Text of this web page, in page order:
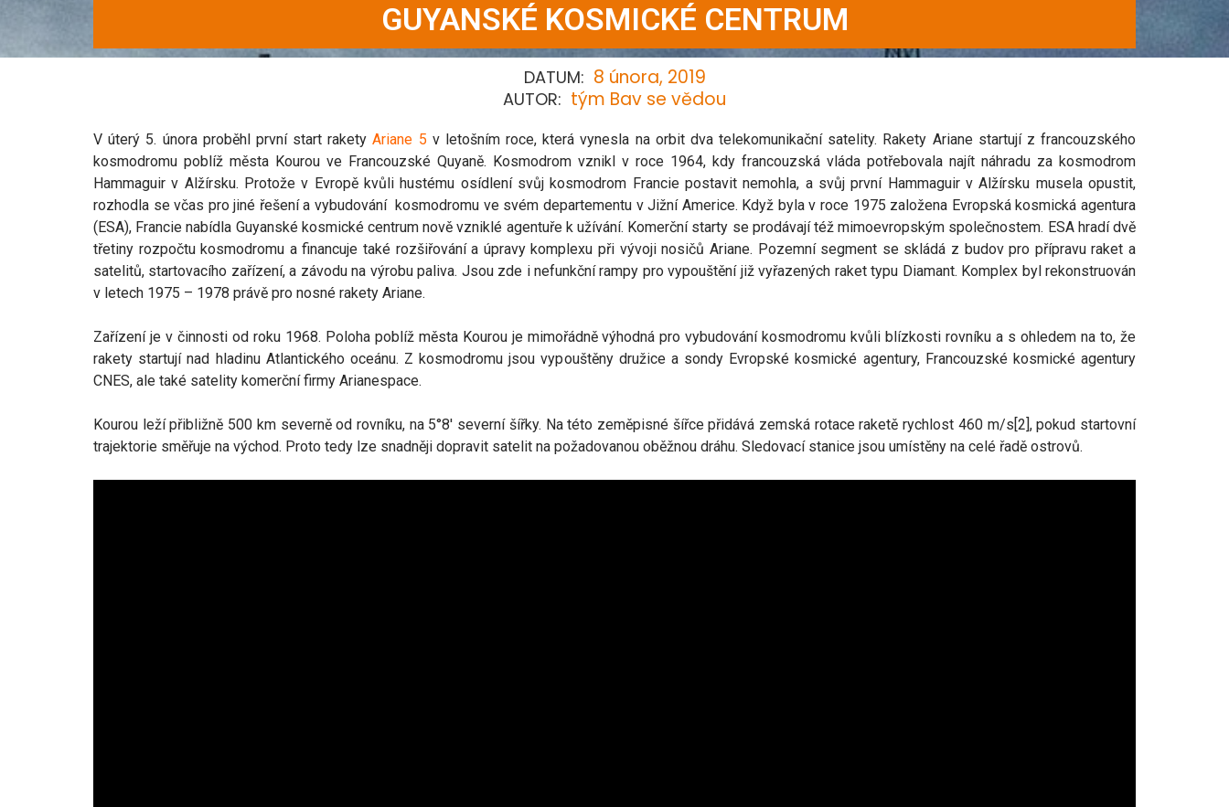
GUYANSKÉ KOSMICKÉ CENTRUM
DATUM: 8 února, 2019
AUTOR: tým Bav se vědou
V úterý 5. února proběhl první start raketyAriane 5 v letošním roce, která vynesla na orbit dva telekomunikační satelity. Rakety Ariane startují z francouzského
kosmodromu poblíž města Kourou ve Francouzské Quyaně. Kosmodrom vznikl v roce 1964, kdy francouzská vláda potřebovala najít náhradu za kosmodrom
Hammaguir v Alžírsku. Protože v Evropě kvůli hustému osídlení svůj kosmodrom Francie postavit nemohla, a svůj první Hammaguir v Alžírsku musela opustit,
rozhodla se včas pro jiné řešení a vybudování kosmodromu ve svém departementu v Jižní Americe. Když byla v roce 1975 založena Evropská kosmická agentura
(ESA), Francie nabídla Guyanské kosmické centrum nově vzniklé agentuře k užívání. Komerční starty se prodávají též mimoevropským společnostem. ESA hradí dvě
třetiny rozpočtu kosmodromu a financuje také rozšiřování a úpravy komplexu při vývoji nosičů Ariane. Pozemní segment se skládá z budov pro přípravu raket a
satelitů, startovacího zařízení, a závodu na výrobu paliva. Jsou zde i nefunkční rampy pro vypouštění již vyřazených raket typu Diamant. Komplex byl rekonstruován
v letech 1975 – 1978 právě pro nosné rakety Ariane.
Zařízení je v činnosti od roku 1968. Poloha poblíž města Kourou je mimořádně výhodná pro vybudování kosmodromu kvůli blízkosti rovníku a s ohledem na to, že
rakety startují nad hladinu Atlantického oceánu. Z kosmodromu jsou vypouštěny družice a sondy Evropské kosmické agentury, Francouzské kosmické agentury
CNES, ale také satelity komerční firmy Arianespace.
Kourou leží přibližně 500 km severně od rovníku, na 5°8′ severní šířky. Na této zeměpisné šířce přidává zemská rotace raketě rychlost 460 m/s[2], pokud startovní
trajektorie směřuje na východ. Proto tedy lze snadněji dopravit satelit na požadovanou oběžnou dráhu. Sledovací stanice jsou umístěny na celé řadě ostrovů.